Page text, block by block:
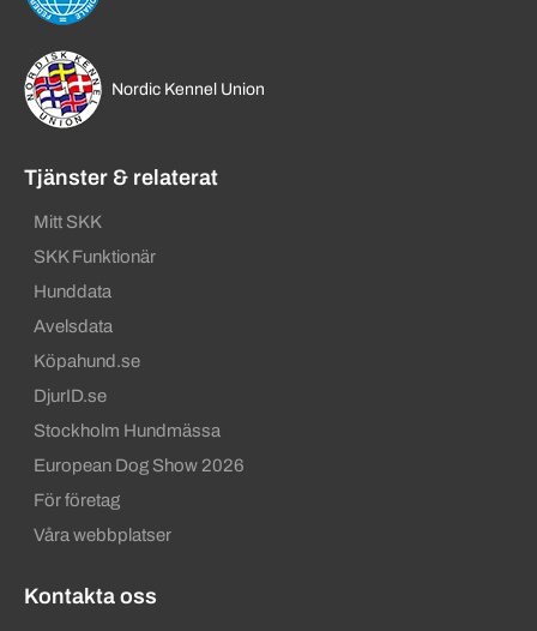
Nordic Kennel Union
Tjänster & relaterat
Mitt SKK
SKK Funktionär
Hunddata
Avelsdata
Köpahund.se
DjurID.se
Stockholm Hundmässa
European Dog Show 2026
För företag
Våra webbplatser
Kontakta oss